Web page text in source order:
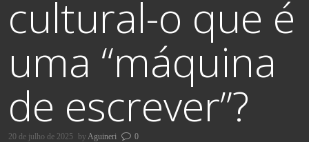
cultural-o que é
uma “máquina
de escrever”?
20 de julho de 2025 by Aguineri 0